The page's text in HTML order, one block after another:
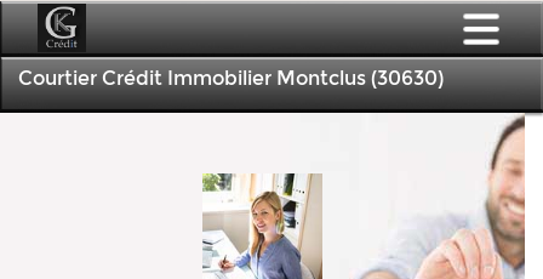
Courtier Crédit Immobilier Montclus (30630)